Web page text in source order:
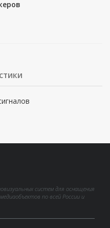
систем для оснащения
по всей России и